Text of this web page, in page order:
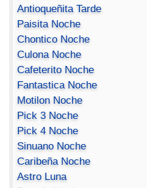
Antioqueñita Tarde
Paisita Noche
Chontico Noche
Culona Noche
Cafeterito Noche
Fantastica Noche
Motilon Noche
Pick 3 Noche
Pick 4 Noche
Sinuano Noche
Caribeña Noche
Astro Luna